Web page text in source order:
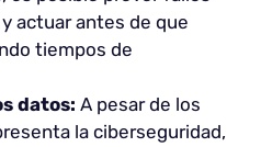
actuar antes de que
tiempos de
datos: A pesar de los
la ciberseguridad,